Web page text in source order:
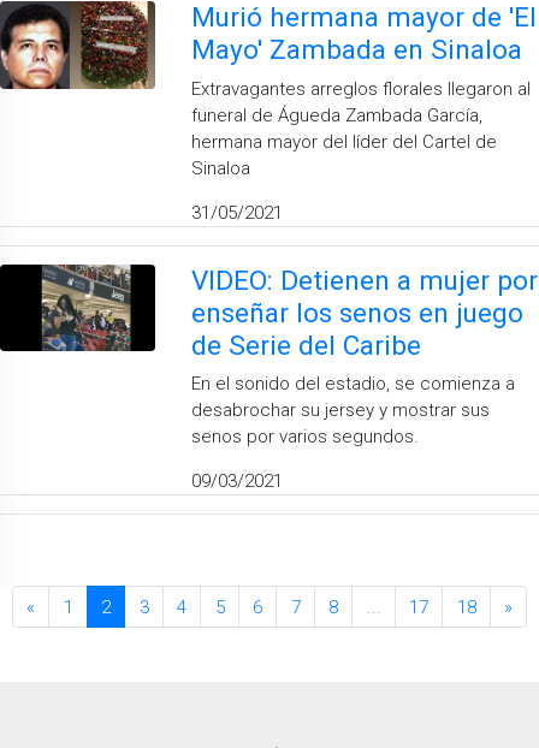
Murió hermana mayor de 'El
Mayo' Zambada en Sinaloa
Extravagantes arreglos florales llegaron al
funeral de Águeda Zambada García,
hermana mayor del líder del Cartel de
Sinaloa
31/05/2021
VIDEO: Detienen a mujer por
enseñar los senos en juego
de Serie del Caribe
En el sonido del estadio, se comienza a
desabrochar su jersey y mostrar sus
senos por varios segundos.
09/03/2021
« 1 2 3 4 5 6 7 8 17 18 »